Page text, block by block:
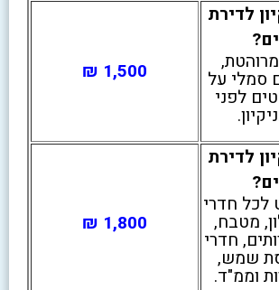
לדירת
סמלי על
לפני
1,500 ₪
לדירת
לכל חדרי
מטבח,
חדרי
שמש,
וממ"ד.
1,800 ₪